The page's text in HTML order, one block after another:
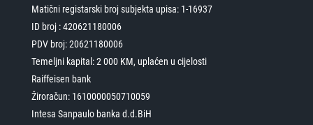
Matični registarski broj subjekta upisa: 1-16937
ID broj : 420621180006
PDV broj: 20621180006
Temeljni kapital: 2 000 KM, uplaćen u cijelosti
Raiffeisen bank
Žiroračun: 1610000050710059
Intesa Sanpaulo banka d.d.BiH